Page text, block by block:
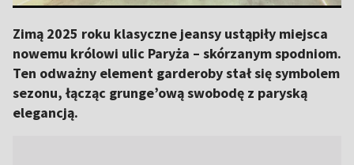
Zimą 2025 roku klasyczne jeansy ustąpiły miejsca
nowemu królowi ulic Paryża – skórzanym spodniom.
Ten odważny element garderoby stał się symbolem
sezonu, łącząc grunge’ową swobodę z paryską
elegancją.